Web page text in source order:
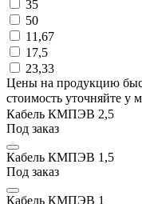
35
50
11,67
17,5
23,33
Цены на продукцию
стоимость уточняйте у
Кабель КМПЭВ 2,5
Под заказ
Кабель КМПЭВ 1,5
Под заказ
Кабель КМПЭВ 1